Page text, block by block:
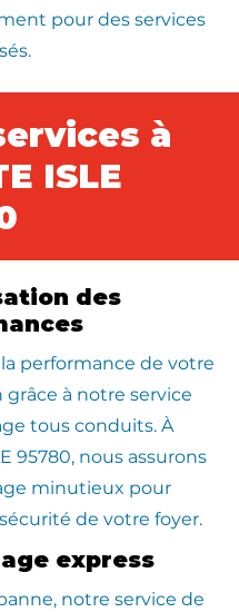
pour des services
à
ISLE
des
performance de votre
grâce à notre service
tous conduits. À
95780, nous assurons
minutieux pour
de votre foyer.
express
notre service de